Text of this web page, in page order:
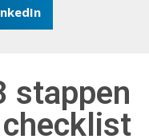
stappen